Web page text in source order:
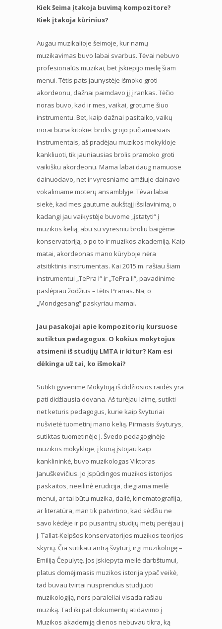
Kiek šeima įtakoja buvimą kompozitore?
Kiek įtakoja kūrinius?
Augau muzikalioje šeimoje, kur namų
muzikavimas buvo labai svarbus. Tėvai nebuvo
profesionalūs muzikai, bet įskiepijo meilę šiam
menui. Tėtis pats jaunystėje išmoko groti
akordeonu, dažnai paimdavo jį į rankas. Tėčio
noras buvo, kad ir mes, vaikai, grotume šiuo
instrumentu. Bet, kaip dažnai pasitaiko, vaikų
norai būna kitokie: brolis grojo pučiamaisiais
instrumentais, aš pradėjau muzikos mokykloje
kankliuoti, tik jauniausias brolis pramoko groti
vaikišku akordeonu. Mama labai daug namuose
dainuodavo, net ir vyresniame amžiuje dainavo
vokaliniame moterų ansamblyje. Tėvai labai
siekė, kad mes gautume aukštąjį išsilavinimą, o
kadangi jau vaikystėje buvome „įstatyti“ į
muzikos kelią, abu su vyresniu broliu baigėme
konservatoriją, o po to ir muzikos akademiją. Kaip
matai, akordeonas mano kūryboje nėra
atsitiktinis instrumentas. Kai 2015 m. rašiau šiam
instrumentui „TePra I“ ir „TePra II“, pavadinime
paslėpiau žodžius – tėtis Pranas. Na, o
„Mondgesang“ paskyriau mamai.
Jau pasakojai apie kompozitorių kursuose
sutiktus pedagogus. O kokius mokytojus
atsimeni iš studijų LMTA ir kitur? Kam esi
dėkinga už tai, ko išmokai?
Sutikti gyvenime Mokytoją iš didžiosios raidės yra
pati didžiausia dovana. Aš turėjau laimę, sutikti
net keturis pedagogus, kurie kaip švyturiai
nušvietė tuometinį mano kelią. Pirmasis švyturys,
sutiktas tuometinėje J. Švedo pedagoginėje
muzikos mokykloje, į kurią įstojau kaip
kanklininkė, buvo muzikologas Viktoras
Januškevičius. Jo įspūdingos muzikos istorijos
paskaitos, neeilinė erudicija, diegiama meilė
menui, ar tai būtų muzika, dailė, kinematografija,
ar literatūra, man tik patvirtino, kad sėdžiu ne
savo kėdėje ir po pusantrų studijų metų perėjau į
J. Tallat-Kelpšos konservatorijos muzikos teorijos
skyrių. Čia sutikau antrą švyturį, irgi muzikologę –
Emiliją Čepulytę. Jos įskiepyta meilė darbštumui,
platus domėjimasis muzikos istorija ypač veikė,
tad buvau tvirtai nusprendus studijuoti
muzikologiją, nors paraleliai visada rašiau
muziką. Tad iki pat dokumentų atidavimo į
Muzikos akademiją dienos nebuvau tikra, ką